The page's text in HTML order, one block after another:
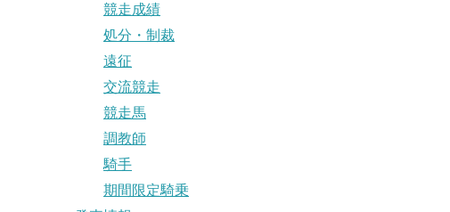
競走成績
処分・制裁
遠征
交流競走
競走馬
調教師
騎手
期間限定騎乗